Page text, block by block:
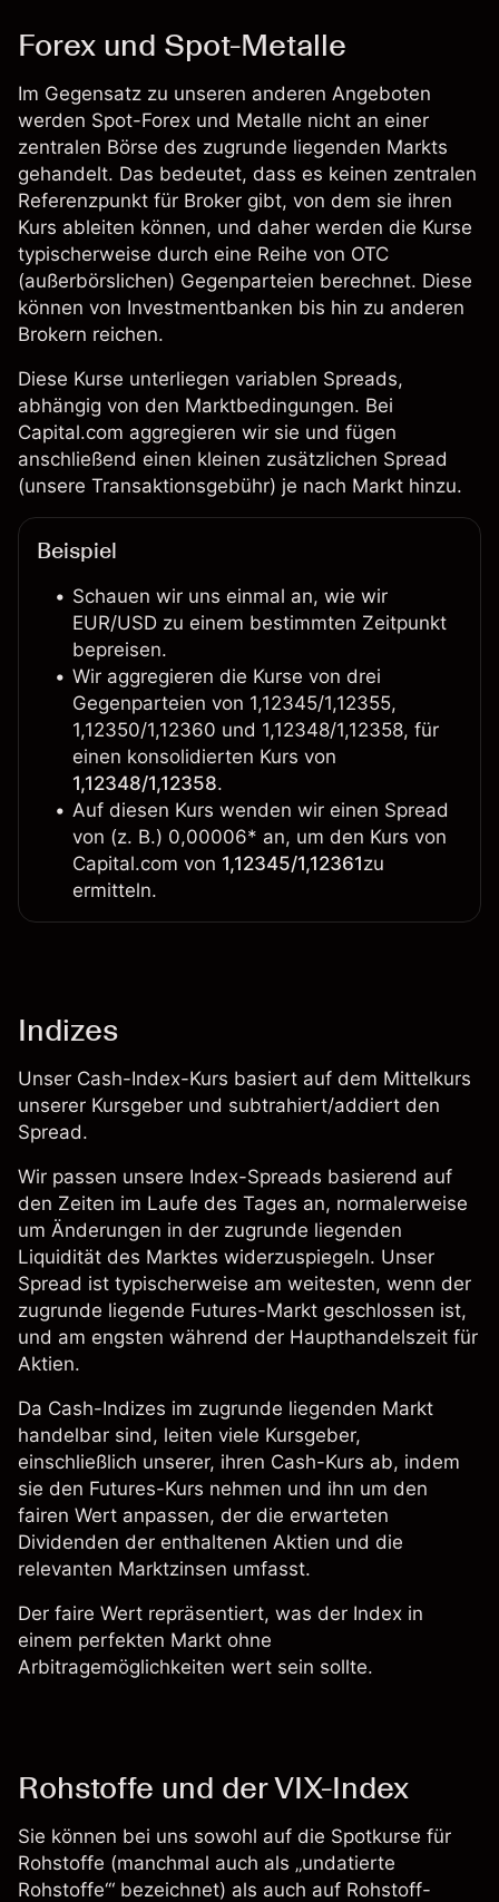
Forex und Spot-Metalle
Im Gegensatz zu unseren anderen Angeboten
werden Spot-Forex und Metalle nicht an einer
zentralen Börse des zugrunde liegenden Markts
gehandelt. Das bedeutet, dass es keinen zentralen
Referenzpunkt für Broker gibt, von dem sie ihren
Kurs ableiten können, und daher werden die Kurse
typischerweise durch eine Reihe von OTC
(außerbörslichen) Gegenparteien berechnet. Diese
können von Investmentbanken bis hin zu anderen
Brokern reichen.
Diese Kurse unterliegen variablen Spreads,
abhängig von den Marktbedingungen. Bei
Capital.com aggregieren wir sie und fügen
anschließend einen kleinen zusätzlichen Spread
(unsere Transaktionsgebühr) je nach Markt hinzu.
Beispiel
Schauen wir uns einmal an, wie wir
EUR/USD zu einem bestimmten Zeitpunkt
bepreisen.
Wir aggregieren die Kurse von drei
Gegenparteien von 1,12345/1,12355,
1,12350/1,12360 und 1,12348/1,12358, für
einen konsolidierten Kurs von
1,12348/1,12358.
Auf diesen Kurs wenden wir einen Spread
von (z. B.) 0,00006* an, um den Kurs von
Capital.com von 1,12345/1,12361zu
ermitteln.
Indizes
Unser Cash-Index-Kurs basiert auf dem Mittelkurs
unserer Kursgeber und subtrahiert/addiert den
Spread.
Wir passen unsere Index-Spreads basierend auf
den Zeiten im Laufe des Tages an, normalerweise
um Änderungen in der zugrunde liegenden
Liquidität des Marktes widerzuspiegeln. Unser
Spread ist typischerweise am weitesten, wenn der
zugrunde liegende Futures-Markt geschlossen ist,
und am engsten während der Haupthandelszeit für
Aktien.
Da Cash-Indizes im zugrunde liegenden Markt
handelbar sind, leiten viele Kursgeber,
einschließlich unserer, ihren Cash-Kurs ab, indem
sie den Futures-Kurs nehmen und ihn um den
fairen Wert anpassen, der die erwarteten
Dividenden der enthaltenen Aktien und die
relevanten Marktzinsen umfasst.
Der faire Wert repräsentiert, was der Index in
einem perfekten Markt ohne
Arbitragemöglichkeiten wert sein sollte.
Rohstoffe und der VIX-Index
Sie können bei uns sowohl auf die Spotkurse für
Rohstoffe (manchmal auch als „undatierte
Rohstoffe‘“ bezeichnet) als auch auf Rohstoff-